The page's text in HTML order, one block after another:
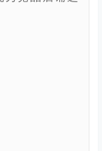
选品实操
选品实操
选品实操
& Home
、侵权类型解